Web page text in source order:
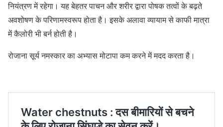
नियंत्रण में रहेगा। यह बेहतर पाचन और शरीर द्वारा पोषक तत्वों के बढ़ते
अवशोषण के परिणामस्वरूप होता है। इसके अलावा व्यायाम से काफी मात्रा
में कैलोरी भी बर्न होती है।
रोजाना सूर्य नमस्कार का अभ्यास मोटापा कम करने में मदद करता है।